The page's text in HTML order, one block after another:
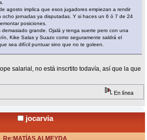
agosto implica que esos jugadores empiezan a rendir
ocho jornadas ya disputadas. Y si haces un 6 ó 7 de 24
posiciones.
demasiado grande. Ojalá y tenga suerte pero con una
Kike Salas y Suazo como seguramente saldrá el
sea difícil puntuar sino que no te goleen.
salarial, no está inscrtito todavía, así que la que
En línea
jocarvia